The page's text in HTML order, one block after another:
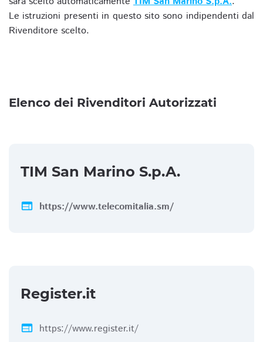
Le istruzioni presenti in questo sito sono indipendenti dal
Rivenditore scelto.
Elenco dei Rivenditori Autorizzati
TIM San Marino S.p.A.
web https://www.telecomitalia.sm/
Register.it
web https://www.register.it/